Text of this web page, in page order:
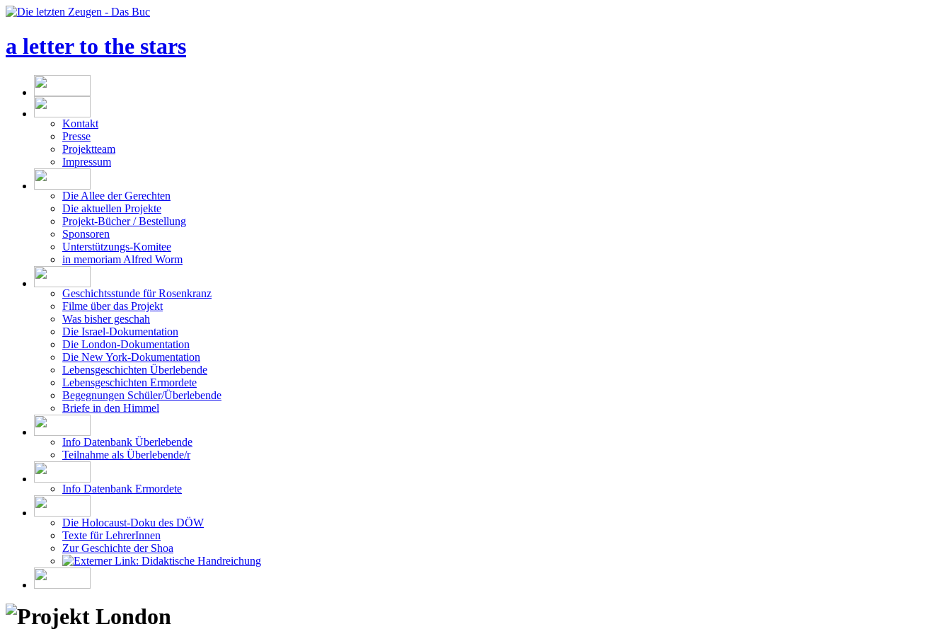
a letter to the stars
Kontakt
Presse
Projektteam
Impressum
Die Allee der Gerechten
Die aktuellen Projekte
Projekt-Bücher / Bestellung
Sponsoren
Unterstützungs-Komitee
in memoriam Alfred Worm
Geschichtsstunde für Rosenkranz
Filme über das Projekt
Was bisher geschah
Die Israel-Dokumentation
Die London-Dokumentation
Die New York-Dokumentation
Lebensgeschichten Überlebende
Lebensgeschichten Ermordete
Begegnungen Schüler/Überlebende
Briefe in den Himmel
Info Datenbank Überlebende
Teilnahme als Überlebende/r
Info Datenbank Ermordete
Die Holocaust-Doku des DÖW
Texte für LehrerInnen
Zur Geschichte der Shoa
Didaktische Handreichung